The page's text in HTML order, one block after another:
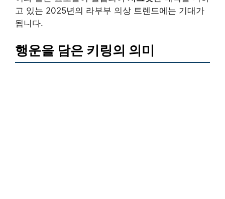
고 있는 2025년의 라부부 의상 트렌드에는 기대가
됩니다.
행운을 담은 키링의 의미